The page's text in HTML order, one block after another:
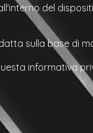
del
sulla base di
informativa